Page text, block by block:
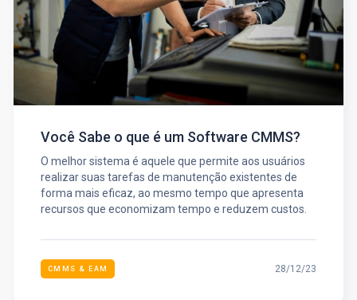
Você Sabe o que é um Software CMMS?
O melhor sistema é aquele que permite aos usuários
realizar suas tarefas de manutenção existentes de
forma mais eficaz, ao mesmo tempo que apresenta
recursos que economizam tempo e reduzem custos.
CMMS & EAM 28/12/23